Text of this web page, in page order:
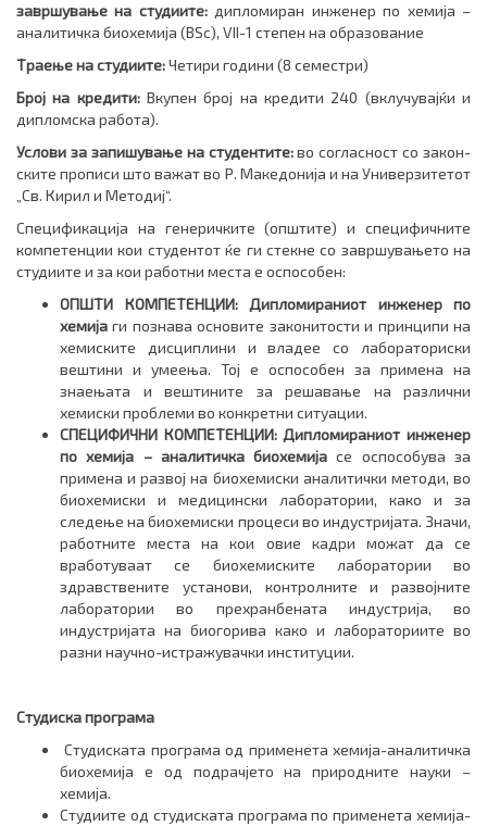
завршување на студиите: дипломиран инженер по хемија –
аналитичка биохемија (BSc), VII-1 степен на образование
Tраење на студиите:Четири години (8 семестри)
Број на кредити:Вкупен број на кредити 240 (вклучувајќи и
дипломска работа).
Услови за запишување на студентите:во согласност со закон­
ски­те прописи што важат во Р. Македонија и на Универзитетот
„Св. Кирил и Методиј“.
Спецификација на генеричките (општите) и специфичните
компетенции кои студентот ќе ги стекне со завршувањето на
студиите и за кои работни места е оспособен:
ОПШТИ КОМПЕТЕНЦИИ: Дипломираниот инженер по
хемијаги познава основите законитости и принципи на
хемиските дисциплини и владее со лабораториски
вештини и умеења. Тој е оспособен за примена на
знаењата и вештините за решавање на различни
хемиски проблеми во конкретни ситуации.
СПЕЦИФИЧНИ КОМПЕТЕНЦИИ: Дипломираниот инженер
по хемија – аналитичка биохемија се оспособува за
примена и развој на биохемиски аналитички методи, во
биохемиски и медицински лаборатории, како и за
следење на биохемиски процеси во индустријата. Значи,
работните места на кои овие кадри можат да се
вработуваат се биохемиските лаборатории во
здравствените установи, контролните и развојните
лаборатории во прехранбената индустрија, во
индустријата на биогорива како и лабораториите во
разни научно-истражувачки институции.
Студиска програма
Студиската програма од применета хемија-аналитичка
биохемија е од подрачјето на природните науки –
хемија.
Студиите од студиската програма по применета хемија-